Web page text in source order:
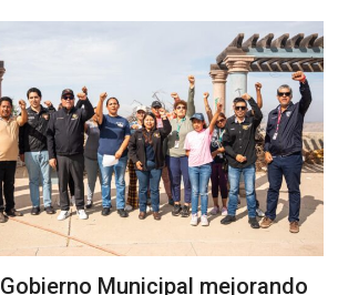
Municipal mejorando